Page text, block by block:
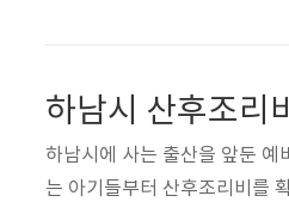
나지 않습니다. 그러나 혈당
하남시 산후조리
하남시에 사는 출산을 앞둔
는 아기들부터 산후조리비를